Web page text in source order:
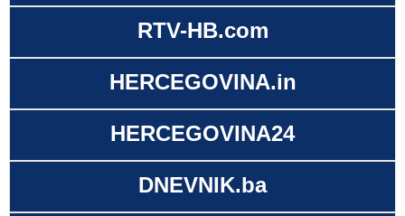
RTV-HB.com
HERCEGOVINA.in
HERCEGOVINA24
DNEVNIK.ba